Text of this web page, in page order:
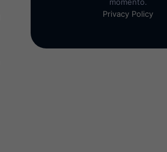
momento.
Privacy Policy